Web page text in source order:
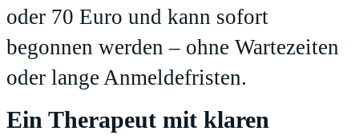
oder 70 Euro und kann sofort
begonnen werden – ohne Wartezeiten
oder lange Anmeldefristen.
Ein Therapeut mit klaren